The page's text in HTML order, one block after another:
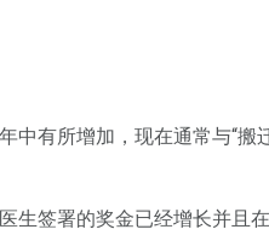
中有所增加，现在通常与“
生签署的奖金已经增长并且